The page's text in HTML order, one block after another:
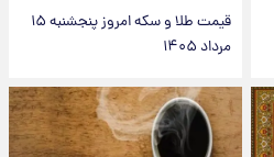
قیمت طلا و سکه امروز پنجشنبه ۱۵
مرداد ۱۴۰۵